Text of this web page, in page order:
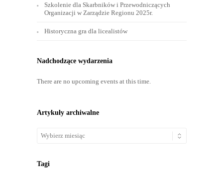
Szkolenie dla Skarbników i Przewodniczących
Organizacji w Zarządzie Regionu 2025r.
Historyczna gra dla licealistów
Nadchodzące wydarzenia
There are no upcoming events at this time.
Artykuły archiwalne
Artykuły
Tagi